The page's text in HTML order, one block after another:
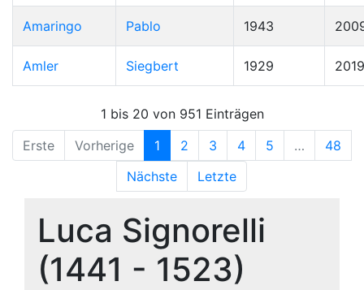
Amaringo Pablo 1943
Amler Siegbert 1929 2019
1 bis 20 von 951 Einträgen
Erste
Vorherige 1 2 3 4 5 …
48
Nächste
Letzte
Luca Signorelli
(1441 - 1523)